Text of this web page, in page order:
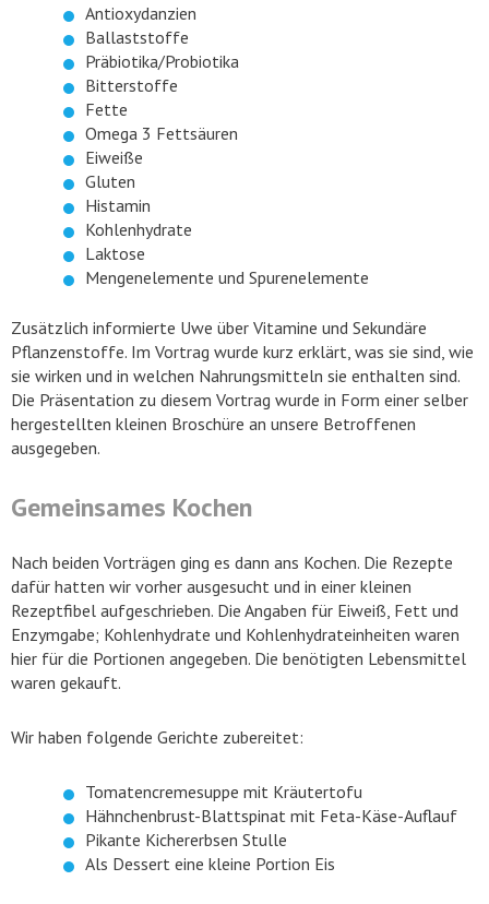
Antioxydanzien
Ballaststoffe
Präbiotika/Probiotika
Bitterstoffe
Fette
Omega 3 Fettsäuren
Eiweiße
Gluten
Histamin
Kohlenhydrate
Laktose
Mengenelemente und Spurenelemente
Zusätzlich informierte Uwe über Vitamine und Sekundäre
Pflanzenstoffe. Im Vortrag wurde kurz erklärt, was sie sind, wie
sie wirken und in welchen Nahrungsmitteln sie enthalten sind.
Die Präsentation zu diesem Vortrag wurde in Form einer selber
hergestellten kleinen Broschüre an unsere Betroffenen
ausgegeben.
Gemeinsames Kochen
Nach beiden Vorträgen ging es dann ans Kochen. Die Rezepte
dafür hatten wir vorher ausgesucht und in einer kleinen
Rezeptfibel aufgeschrieben. Die Angaben für Eiweiß, Fett und
Enzymgabe; Kohlenhydrate und Kohlenhydrateinheiten waren
hier für die Portionen angegeben. Die benötigten Lebensmittel
waren gekauft.
Wir haben folgende Gerichte zubereitet:
Tomatencremesuppe mit Kräutertofu
Hähnchenbrust-Blattspinat mit Feta-Käse-Auflauf
Pikante Kichererbsen Stulle
Als Dessert eine kleine Portion Eis